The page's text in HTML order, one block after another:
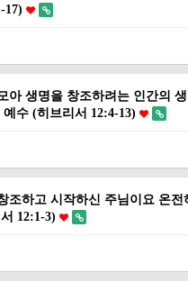
17)
아 생명을 창조하려는 인간의
수 (히브리서 12:4-13)
조하고 시작하신 주님이요 온
12:1-3)